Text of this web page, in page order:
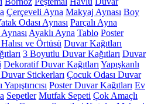
Çerçeveli Ayna Makyaj Aynası Boy
Odası Aynası Parçalı Ayna
Ayaklı Ayna Tablo Poster
ve Örtüsü Duvar Kağıtları
3 Boyutlu Duvar Kağıtları Duvar
Dekoratif Duvar Kağıtları Yapışkanlı
Stickerları Çocuk Odası Duvar
Poster Duvar Kağıtları Ev
Sepetler Mutfak Sepeti Çok Amaçlı